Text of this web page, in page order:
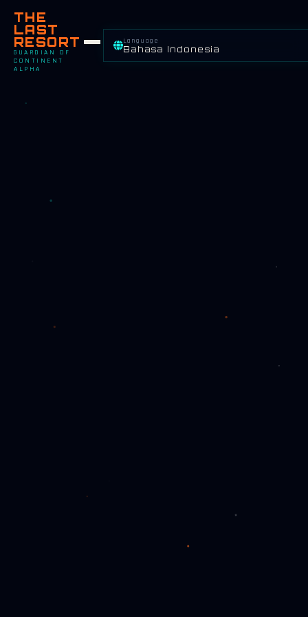
THE
LAST
RESORT
GUARDIAN OF
CONTINENT
ALPHA
Language
Bahasa Indonesia